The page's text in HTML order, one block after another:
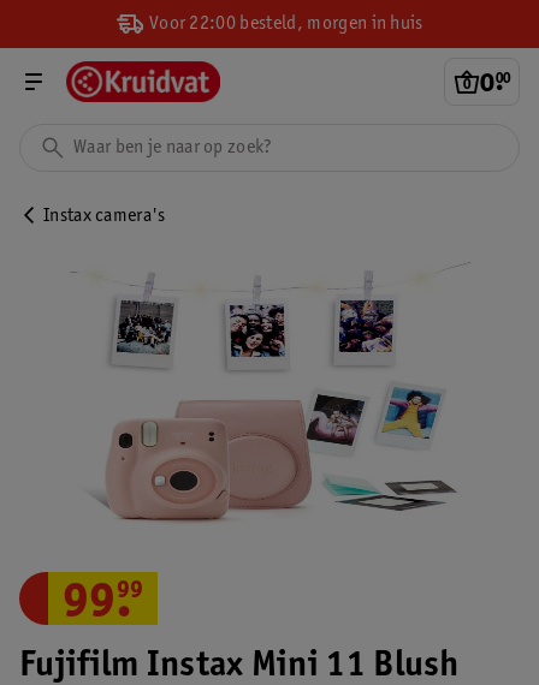
Voor 22:00 besteld, morgen in huis
0.
00
Instax camera's
Fujifilm Instax Mini 11 Blush
99.
99